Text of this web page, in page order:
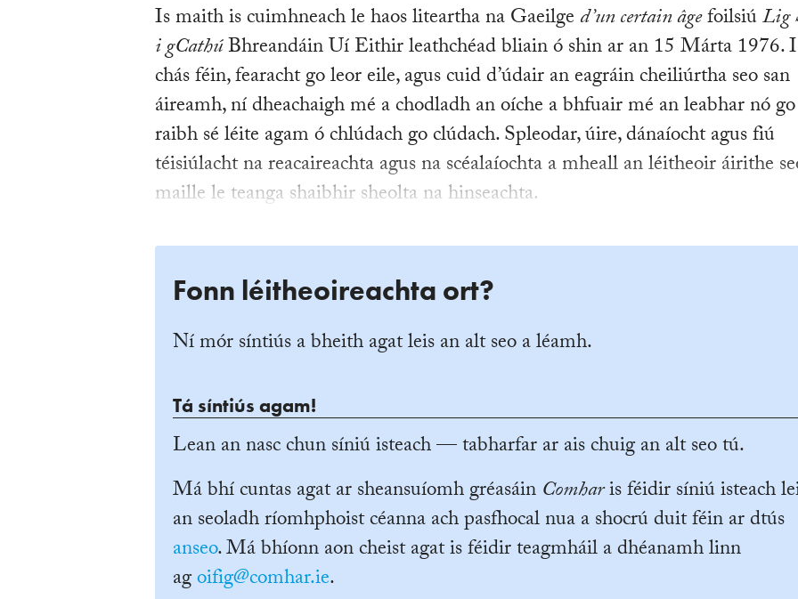
Is maith is cuimhneach le haos liteartha na Gaeilged’un certain âgefoilsiúLig
i gCathúBhreandáin Uí Eithir leathchéad bliain ó shin ar an 15 Márta 1976.
chás féin, fearacht go leor eile, agus cuid d’údair an eagráin cheiliúrtha seo san
áireamh, ní dheachaigh mé a chodladh an oíche a bhfuair mé an leabhar nó go
raibh sé léite agam ó chlúdach go clúdach. Spleodar, úire, dánaíocht agus fiú
téisiúlacht na reacaireachta agus na scéalaíochta a mheall an léitheoir áirithe
maille le teanga shaibhir sheolta na hinseachta.
Fonn léitheoireachta ort?
Ní mór síntiús a bheith agat leis an alt seo a léamh.
Tá síntiús agam!
Lean an nasc chun síniú isteach — tabharfar ar ais chuig an alt seo tú.
Má bhí cuntas agat ar sheansuíomh gréasáin Comharis féidir síniú isteach
an seoladh ríomhphoist céanna ach pasfhocal nua a shocrú duit féin ar dtús
anseo. Má bhíonn aon cheist agat is féidir teagmháil a dhéanamh linn
agoifig@comhar.ie.